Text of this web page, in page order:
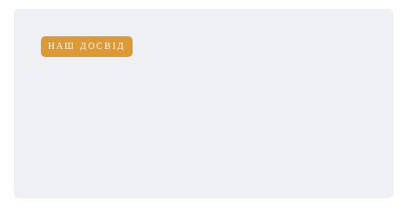
НАШ ДОСВІД